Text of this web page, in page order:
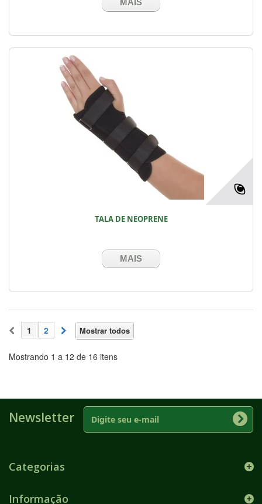
MAIS
TALA DE NEOPRENE
MAIS
Mostrar todos
1 2
Mostrando 1 a 12 de 16 itens
Newsletter
Categorias
Informação